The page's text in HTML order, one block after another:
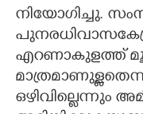
നിയോഗിച്ചു.
എറണാകുളത്ത്
ഒഴിവില്ലെന്നും